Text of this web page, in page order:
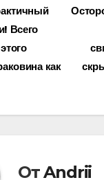
Всего
как
ОтAndrii